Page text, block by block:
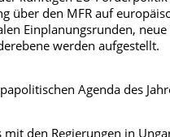
über den MFR auf
Einplanungsrunden, neue
werden aufgestellt.
Agenda des
mit den Regierungen in